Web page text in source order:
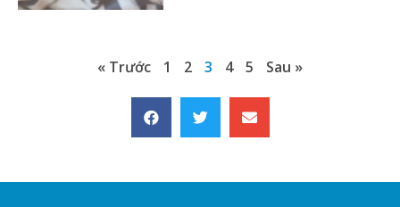
« Trước 1 2 3 4 5 Sau »